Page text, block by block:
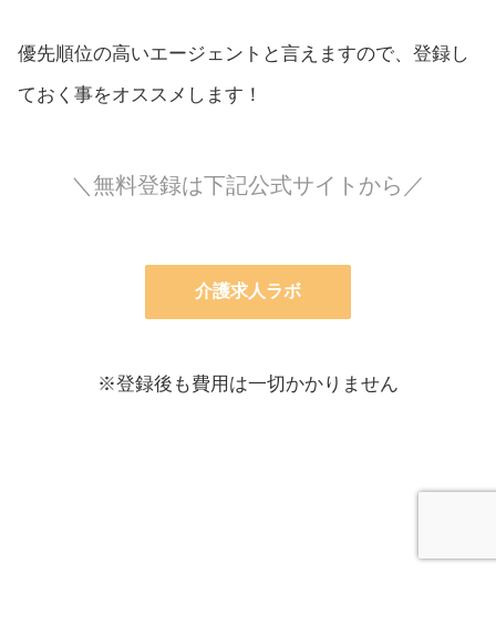
優先順位の高いエージェントと言えますので、登録し
ておく事をオススメします！
＼無料登録は下記公式サイトから／
介護求人ラボ
※登録後も費用は一切かかりません